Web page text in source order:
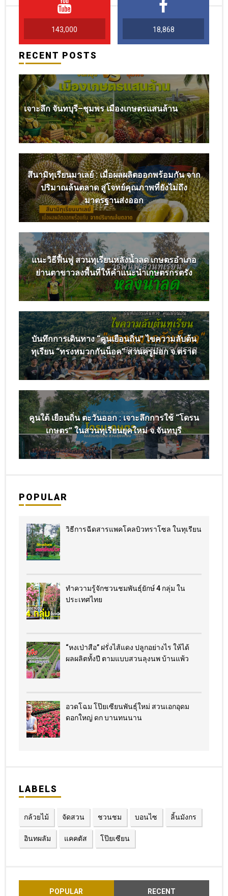
143,000 18,868
RECENT POSTS
เจาะลึก จันทบุรี–ชุมพร เมืองเกษตรแสนล้าน
สึนามิทุเรียนมาเลย์ : เมื่อผลผลิตออกพร้อมกัน จาก
ปริมาณล้นตลาด สู่โจทย์คุณภาพที่ยังไม่ถึง
มาตรฐานส่งออก
แนะวิธีฟื้นฟู สวนทุเรียนหลังน้ำลด เกษตรอำเภอ
ย่านตาขาวลงพื้นที่ให้คำแนะนำเกษตรกรตรัง
บันทึกการเดินทาง “คูนเยือนถิ่น” ไขความลับต้น
ทุเรียน “ทรงหมวกกันน็อค” สวนครูม่อก จ.ตราด
คูนใต้ เยือนถิ่น ตะวันออก : เจาะลึกการใช้ “โดรน
เกษตร” ในสวนทุเรียนยุคใหม่ จ.จันทบุรี
POPULAR
วิธีการฉีดสารแพคโคลบิวทราโซล ในทุเรียน
ทำความรู้จักชวนชมพันธุ์ยักษ์ 4 กลุ่ม ใน
ประเทศไทย
“หงเป่าสือ” ฝรั่งไส้แดง​ ปลูกอย่างไร​ ให้ได้
ผลผลิตทั้งปี ตามแบบสวนลุงนพ บ้านแพ้ว
อวดโฉม โป๊ยเซียนพันธุ์ใหม่ สวนเอกอุดม
ดอกใหญ่ ดก บานทนนาน
LABELS
กล้วยไม้ จัดสวน ชวนชม บอนไซ ลิ้นมังกร
อินทผลัม แคคตัส โป๊ยเซียน
POPULAR RECENT